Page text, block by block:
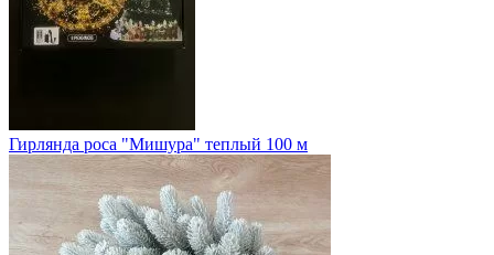
Гирлянда роса "Мишура" теплый 100 м